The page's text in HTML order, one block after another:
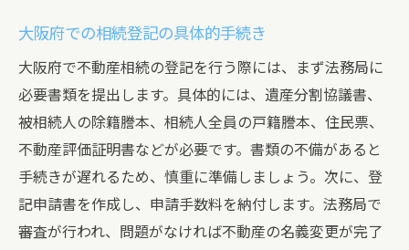
大阪府での相続登記の具体的手続き
大阪府で不動産相続の登記を行う際には、まず法務局に
必要書類を提出します。具体的には、遺産分割協議書、
被相続人の除籍謄本、相続人全員の戸籍謄本、住民票、
不動産評価証明書などが必要です。書類の不備があると
手続きが遅れるため、慎重に準備しましょう。次に、登
記申請書を作成し、申請手数料を納付します。法務局で
審査が行われ、問題がなければ不動産の名義変更が完了